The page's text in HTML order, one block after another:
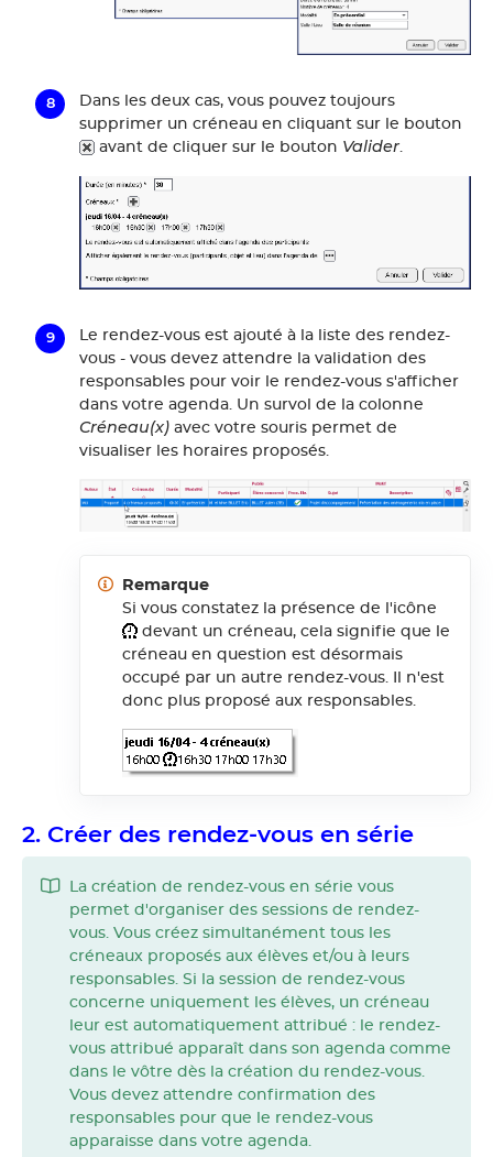
Dans les deux cas, vous pouvez toujours
supprimer un créneau en cliquant sur le bouton
avant de cliquer sur le bouton Valider.
Le rendez-vous est ajouté à la liste des rendez-
vous - vous devez attendre la validation des
responsables pour voir le rendez-vous s'afficher
dans votre agenda. Un survol de la colonne
Créneau(x) avec votre souris permet de
visualiser les horaires proposés.
Remarque
Si vous constatez la présence de l'icône
devant un créneau, cela signifie que le
créneau en question est désormais
occupé par un autre rendez-vous. Il n'est
donc plus proposé aux responsables.
2. Créer des rendez-vous en série
La création de rendez-vous en série vous
permet d'organiser des sessions de rendez-
vous. Vous créez simultanément tous les
créneaux proposés aux élèves et/ou à leurs
responsables. Si la session de rendez-vous
concerne uniquement les élèves, un créneau
leur est automatiquement attribué : le rendez-
vous attribué apparaît dans son agenda comme
dans le vôtre dès la création du rendez-vous.
Vous devez attendre confirmation des
responsables pour que le rendez-vous
apparaisse dans votre agenda.